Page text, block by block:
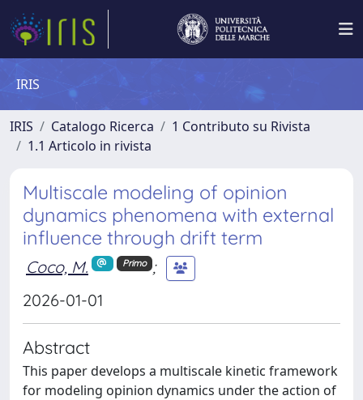
IRIS
IRIS Catalogo Ricerca
1 Contributo su Rivista
1.1 Articolo in rivista
Multiscale modeling of opinion
dynamics phenomena with external
influence through drift term
Coco, M. Primo
;
2026-01-01
Abstract
This paper develops a multiscale kinetic framework
for modeling opinion dynamics under the action of